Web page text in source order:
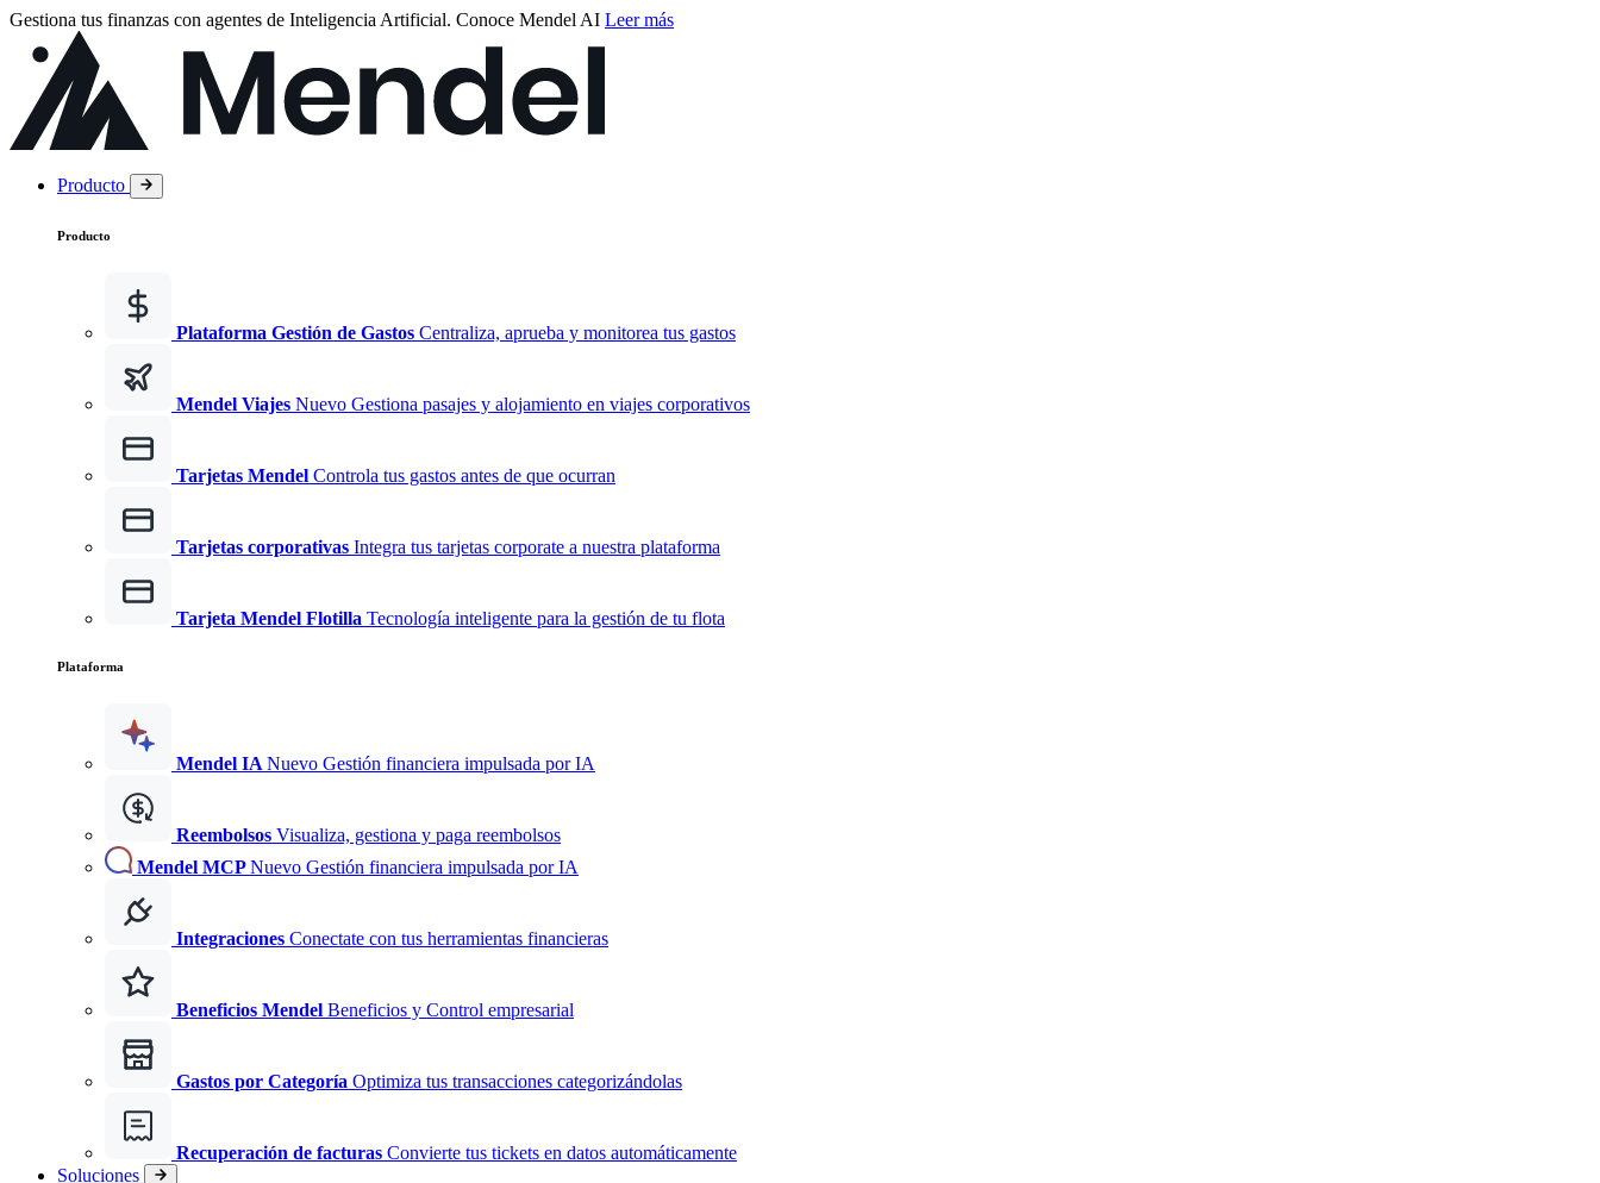
Gestiona tus finanzas con agentes de Inteligencia Artificial. Conoce Mendel AI Leer más
Producto
Producto
Plataforma Gestión de Gastos Centraliza, aprueba y monitorea tus gastos
Mendel Viajes Nuevo Gestiona pasajes y alojamiento en viajes corporativos
Tarjetas Mendel Controla tus gastos antes de que ocurran
Tarjetas corporativas Integra tus tarjetas corporate a nuestra plataforma
Tarjeta Mendel Flotilla Tecnología inteligente para la gestión de tu flota
Plataforma
Mendel IA Nuevo Gestión financiera impulsada por IA
Reembolsos Visualiza, gestiona y paga reembolsos
Mendel MCPNuevo Gestión financiera impulsada por IA
Integraciones Conectate con tus herramientas financieras
Beneficios Mendel Beneficios y Control empresarial
Gastos por Categoría Optimiza tus transacciones categorizándolas
Recuperación de facturas Convierte tus tickets en datos automáticamente
Soluciones